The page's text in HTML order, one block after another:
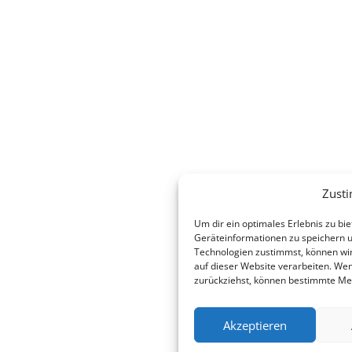
Um dir ein optimales Erlebnis zu
Geräteinformationen zu speichern
Technologien zustimmst, können
auf dieser Website verarbeiten.
zurückziehst, können bestimmte
Akzeptieren